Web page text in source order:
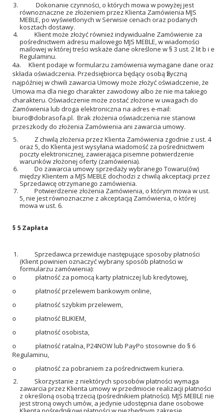
Dokonanie czynności, o których mowa w powyżej jest
równoznaczne ze złożeniem przez Klienta Zamówienia MJS
MEBLE, po wyświetlonych w Serwisie cenach oraz podanych
kosztach dostawy.
Klient może złożyć również indywidualne Zamówienie za
pośrednictwem adresu mailowego MJS MEBLE, w wiadomości
mailowej w której treści wskaże dane określone w § 3 ust. 2 lit b i e
Regulaminu.
4a. Klient podaje w formularzu zamówienia wymagane dane oraz
składa oświadczenia. Przedsiębiorca będący osobą fizyczną
najpóźniej w chwili zawarcia Umowy może złożyć oświadczenie, że
Umowa ma dla niego charakter zawodowy albo że nie ma takiego
charakteru. Oświadczenie może zostać złożone w uwagach do
Zamówienia lub droga elektroniczna na adres e-mail:
biuro@dobrasofa.pl. Brak złożenia oświadczenia nie stanowi
przeszkody do złożenia Zamówienia ani zawarcia umowy.
Z chwilą złożenia przez Klienta Zamówienia zgodnie z ust. 4
oraz 5, do Klienta jest wysyłana wiadomość za pośrednictwem
poczty elektronicznej, zawierająca pisemne potwierdzenie
warunków złożonej oferty (zamówienia).
Do zawarcia umowy sprzedaży wybranego Towaru(ów)
między Klientem a MJS MEBLE dochodzi z chwilą akceptacji przez
Sprzedawcę otrzymanego zamówienia.
Potwierdzenie złożenia Zamówienia, o którym mowa w ust.
5, nie jest równoznaczne z akceptacją Zamówienia, o której
mowa w ust. 6.
§ 5 Zapłata
Sprzedawca przewiduje następujące sposoby płatności
(Klient powinien oznaczyć wybrany sposób płatności w
formularzu zamówienia):
o
płatność za pomocą karty płatniczej lub kredytowej,
o
płatność przelewem bankowym online,
o
płatność szybkim przelewem,
o
płatność BLIKIEM,
o
płatność osobista,
o
płatność ratalna, P24NOW lub PayPo stosownie do § 6
Regulaminu,
o
płatność za pobraniem za pośrednictwem kuriera.
Skorzystanie z niektórych sposobów płatności wymaga
zawarcia przez Klienta umowy w przedmiocie realizacji płatności
z określoną osobą trzecią (pośrednikiem płatności). MJS MEBLE nie
jest stroną owych umów, a jedynie udostępnia dane osobowe